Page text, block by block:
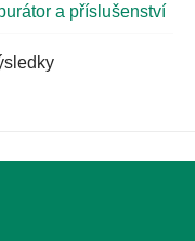
a příslušenství